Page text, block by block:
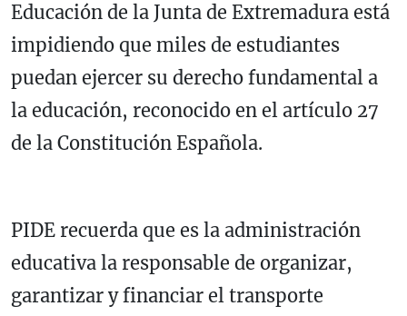
Educación de la Junta de Extremadura está
impidiendo que miles de estudiantes
puedan ejercer su derecho fundamental a
la educación, reconocido en el artículo 27
de la Constitución Española.
PIDE recuerda que es la administración
educativa la responsable de organizar,
garantizar y financiar el transporte